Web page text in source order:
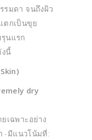
รมดา จนถึงผิว
ตกเป็นขุย
นแรก
นี้
dry
เฉพาะอย่าง
-มีแนวโน้มที่: